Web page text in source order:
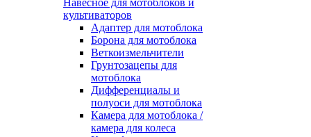
Навесное для мотоблоков и
культиваторов
Адаптер для мотоблока
Борона для мотоблока
Веткоизмельчители
Грунтозацепы для
мотоблока
Дифференциалы и
полуоси для мотоблока
Камера для мотоблока /
камера для колеса